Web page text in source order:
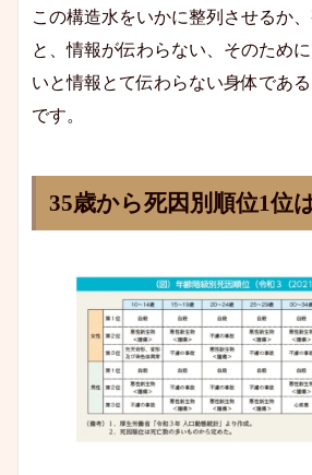
この構造水をいかに整列させるか
と、情報が伝わらない、そのため
いと情報とて伝わらない身体であ
です。
35歳から死因別順位1位